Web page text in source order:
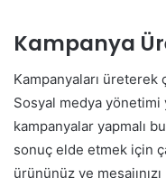
Kampanya
Kampanyaları
Sosyal medya
kampanyalar yapmalı
sonuç elde etmek için
ürününüz ve